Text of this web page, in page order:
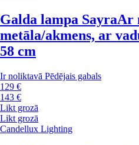
Galda lampa SayraAr
metāla/akmens, ar
58 cm
Ir noliktavā Pēdējais gabals
129 €
143 €
Likt grozā
Likt grozā
Candellux Lighting